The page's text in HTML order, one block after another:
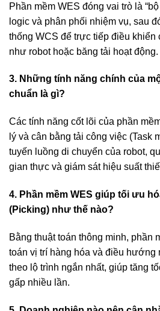
Phần mềm WES đóng vai trò là
logic và phân phối nhiệm vụ, sau
thống WCS để trực tiếp điều khiển
như robot hoặc băng tải hoạt động.
3. Những tính năng chính của
chuẩn là gì?
Các tính năng cốt lõi của phần
lý và cân bằng tải công việc (Task
tuyến luồng di chuyển của robot,
gian thực và giám sát hiệu suất
4. Phần mềm WES giúp tối ưu
(Picking) như thế nào?
Bằng thuật toán thông minh, phần
toán vị trí hàng hóa và điều hướng
theo lộ trình ngắn nhất, giúp tăng
gấp nhiều lần.